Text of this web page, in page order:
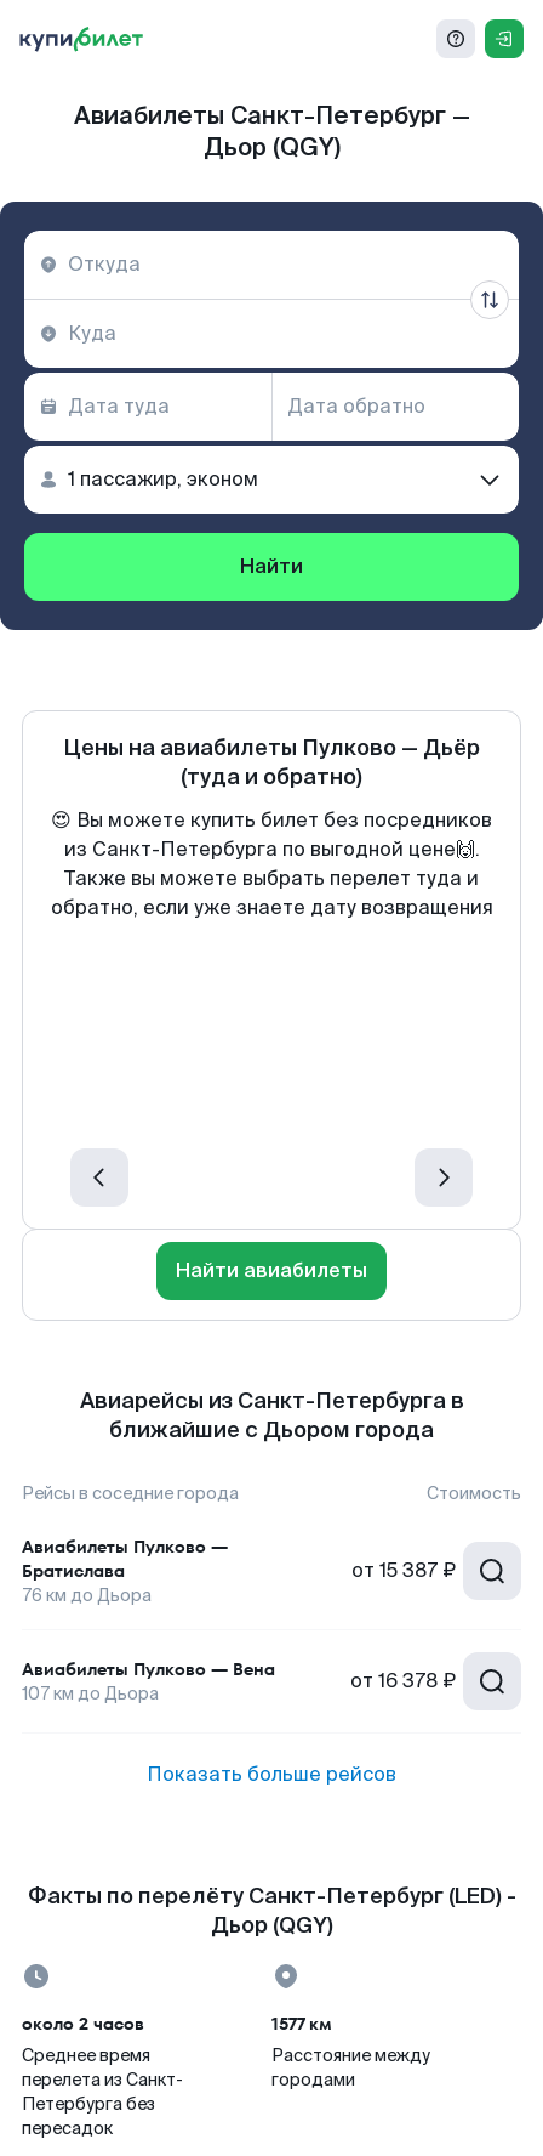
Авиабилеты Санкт-Петербург —
Дьор (QGY)
Найти
Цены на авиабилеты Пулково — Дьёр
(туда и обратно)
😍 Вы можете купить билет без посредников
из Санкт-Петербурга по выгодной цене🙌.
Также вы можете выбрать перелет туда и
обратно, если уже знаете дату возвращения
Найти авиабилеты
Авиарейсы из Санкт-Петербурга в
ближайшие с Дьором города
Рейсы в соседние города Стоимость
Авиабилеты Пулково —
Братислава
76 км до Дьора
от 15 387 ₽
Авиабилеты Пулково — Вена
107км до Дьора от 16 378 ₽
Показать больше рейсов
Факты по перелёту Санкт-Петербург (LED) -
Дьор (QGY)
около 2 часов
Среднее время
перелета из Санкт-
Петербурга без
пересадок
1577 км
Расстояние между
городами